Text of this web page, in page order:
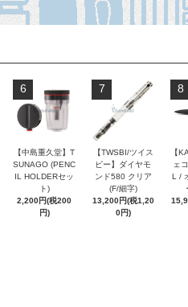
6
【中島重久堂】T
SUNAGO (PENC
IL HOLDERセッ
ト)
2,200円(税200
円)
7
【TWSBI/ツイス
ビー】ダイヤモ
ンド580 クリア
(F/細字)
13,200円(税1,20
0円)
8
【
ェ
L /